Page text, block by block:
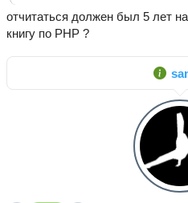
отчитаться должен был 5 лет
книгу по PHP ?